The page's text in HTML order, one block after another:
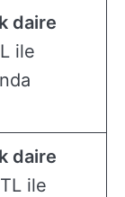
daire
ile
daire
ile